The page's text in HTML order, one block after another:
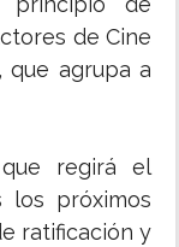
de Cine
que agrupa a
regirá el
los próximos
ratificación y